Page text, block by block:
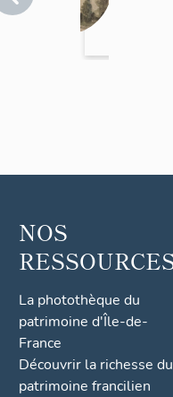
NOS
La photothèque du
patrimoine d'Île-de-
France
Découvrir la richesse du
patrimoine francilien